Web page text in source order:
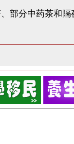
分中药茶和